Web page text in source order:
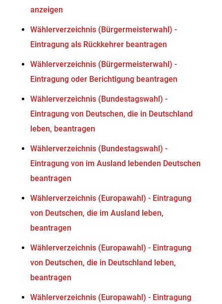
anzeigen
Wählerverzeichnis (Bürgermeisterwahl) -
Eintragung als Rückkehrer beantragen
Wählerverzeichnis (Bürgermeisterwahl) -
Eintragung oder Berichtigung beantragen
Wählerverzeichnis (Bundestagswahl) -
Eintragung von Deutschen, die in Deutschland
leben, beantragen
Wählerverzeichnis (Bundestagswahl) -
Eintragung von im Ausland lebenden Deutschen
beantragen
Wählerverzeichnis (Europawahl) - Eintragung
von Deutschen, die im Ausland leben,
beantragen
Wählerverzeichnis (Europawahl) - Eintragung
von Deutschen, die in Deutschland leben,
beantragen
Wählerverzeichnis (Europawahl) - Eintragung